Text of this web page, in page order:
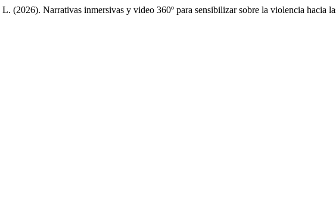
Narrativas inmersivas y video 360º para sensibilizar sobre la violencia hacia